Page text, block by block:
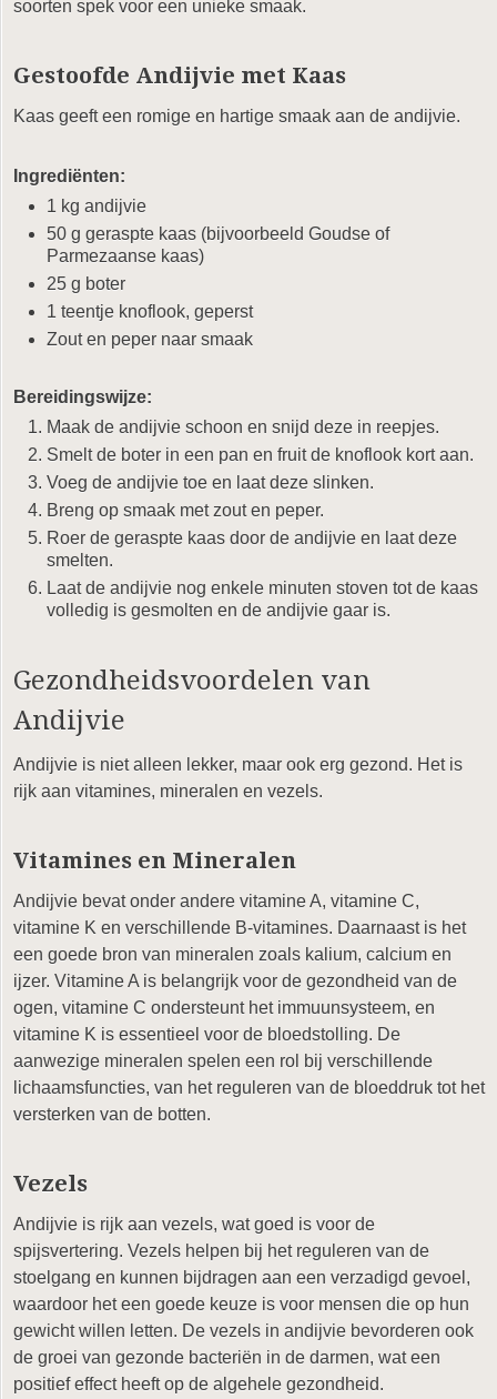
soorten spek voor een unieke smaak.
Gestoofde Andijvie met Kaas
Kaas geeft een romige en hartige smaak aan de andijvie.
Ingrediënten:
1 kg andijvie
50 g geraspte kaas (bijvoorbeeld Goudse of
Parmezaanse kaas)
25 g boter
1 teentje knoflook, geperst
Zout en peper naar smaak
Bereidingswijze:
Maak de andijvie schoon en snijd deze in reepjes.
Smelt de boter in een pan en fruit de knoflook kort aan.
Voeg de andijvie toe en laat deze slinken.
Breng op smaak met zout en peper.
Roer de geraspte kaas door de andijvie en laat deze
smelten.
Laat de andijvie nog enkele minuten stoven tot de kaas
volledig is gesmolten en de andijvie gaar is.
Gezondheidsvoordelen van
Andijvie
Andijvie is niet alleen lekker, maar ook erg gezond. Het is
rijk aan vitamines, mineralen en vezels.
Vitamines en Mineralen
Andijvie bevat onder andere vitamine A, vitamine C,
vitamine K en verschillende B-vitamines. Daarnaast is het
een goede bron van mineralen zoals kalium, calcium en
ijzer. Vitamine A is belangrijk voor de gezondheid van de
ogen, vitamine C ondersteunt het immuunsysteem, en
vitamine K is essentieel voor de bloedstolling. De
aanwezige mineralen spelen een rol bij verschillende
lichaamsfuncties, van het reguleren van de bloeddruk tot het
versterken van de botten.
Vezels
Andijvie is rijk aan vezels, wat goed is voor de
spijsvertering. Vezels helpen bij het reguleren van de
stoelgang en kunnen bijdragen aan een verzadigd gevoel,
waardoor het een goede keuze is voor mensen die op hun
gewicht willen letten. De vezels in andijvie bevorderen ook
de groei van gezonde bacteriën in de darmen, wat een
positief effect heeft op de algehele gezondheid.